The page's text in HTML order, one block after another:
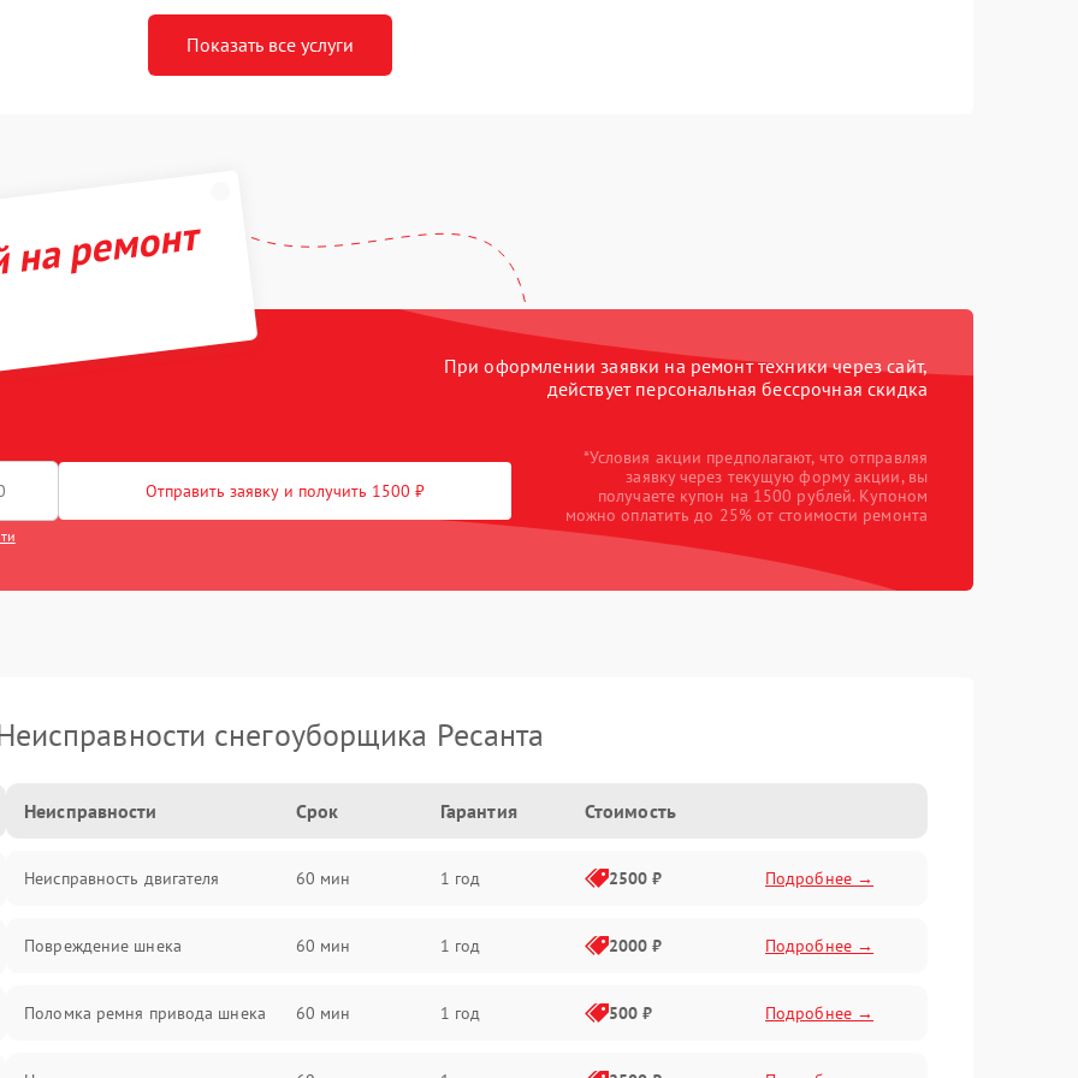
Показать все услуги
ремонт
При оформлении заявки на ремонт техники через сайт,
действует персональная бессрочная скидка
Отправить заявку и получить 1500 ₽
*Условия акции предполагают, что отправляя
заявку через текущую форму акции, вы
получаете купон на 1500 рублей. Купоном
можно оплатить до 25% от стоимости ремонта
снегоуборщика Ресанта
Неисправности Срок Гарантия Стоимость
Неисправность двигателя 60 мин 1 год 2500 ₽ Подробнее →
Повреждение шнека 60 мин 1 год 2000 ₽ Подробнее →
Поломка ремня привода шнека 60 мин 1 год 500 ₽ Подробнее →